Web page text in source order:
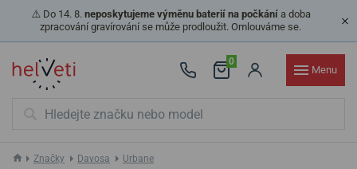
⚠️ Do 14. 8. neposkytujeme výměnu baterií na počkánía doba
zpracování gravírování se může prodloužit. Omlouváme se.
0
Menu
Značky Davosa Urbane